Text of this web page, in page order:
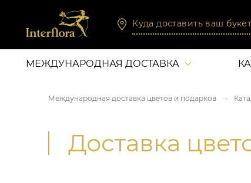
Куда доставить ваш
МЕЖДУНАРОДНАЯ ДОСТАВКА
Международная доставка цветов и подарков
Доставка